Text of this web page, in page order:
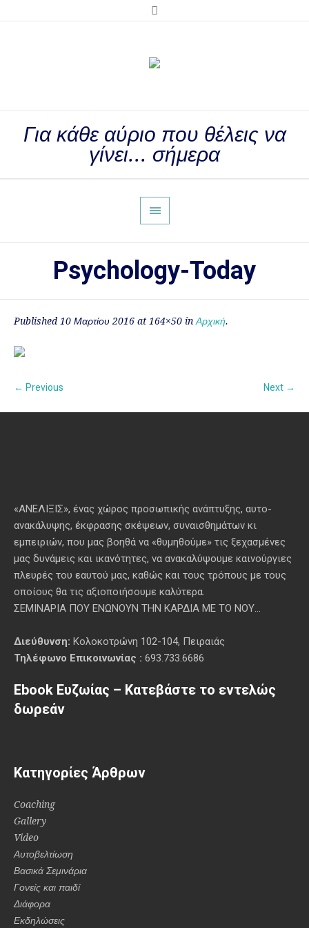
Για κάθε αύριο που θέλεις να
γίνει... σήμερα
Psychology-Today
Published 10 Μαρτίου 2016 at 164×50 in Αρχική.
← Previous Next →
«ΑΝΕΛΙΞΙΣ», ένας χώρος προσωπικής ανάπτυξης, αυτo-
ανακάλυψης, έκφρασης σκέψεων, συναισθημάτων κι
εμπειριών, που μας βοηθά να «θυμηθούμε» τις ξεχασμένες
μας δυνάμεις και ικανότητες, να ανακαλύψουμε καινούργιες
πλευρές του εαυτού μας, καθώς και τους τρόπους με τους
οποίους θα τις αξιοποιήσουμε καλύτερα.
ΣΕΜΙΝΑΡΙΑ ΠΟΥ ΕΝΩΝΟΥΝ ΤΗΝ ΚΑΡΔΙΑ ΜΕ ΤΟ ΝΟΥ...
Διεύθυνση:Κολοκοτρώνη 102-104, Πειραιάς
Τηλέφωνο Επικοινωνίας : 693.733.6686
Ebook Ευζωίας – Κατεβάστε το εντελώς
δωρεάν
Κατηγορίες Άρθρων
Coaching
Gallery
Video
Αυτοβελτίωση
Βασικά Σεμινάρια
Γονείς και παιδί
Διάφορα
Εκδηλώσεις